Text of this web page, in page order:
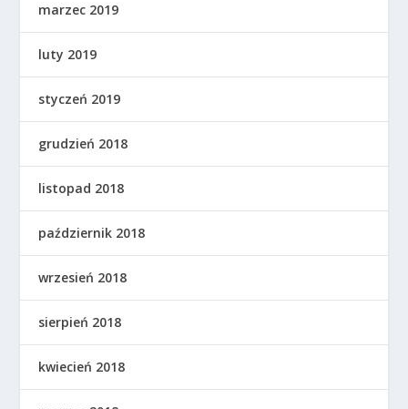
marzec 2019
luty 2019
styczeń 2019
grudzień 2018
listopad 2018
październik 2018
wrzesień 2018
sierpień 2018
kwiecień 2018